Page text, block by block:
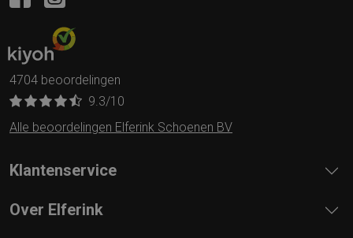
4704 beoordelingen
9.3/10
Alle beoordelingen Elferink Schoenen BV
Klantenservice
Over Elferink